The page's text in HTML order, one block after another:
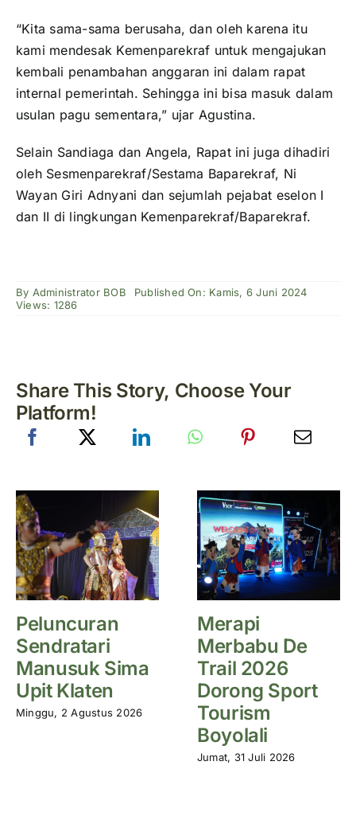
“Kita sama-sama berusaha, dan oleh karena itu
kami mendesak Kemenparekraf untuk mengajukan
kembali penambahan anggaran ini dalam rapat
internal pemerintah. Sehingga ini bisa masuk dalam
usulan pagu sementara,” ujar Agustina.
Selain Sandiaga dan Angela, Rapat ini juga dihadiri
oleh Sesmenparekraf/Sestama Baparekraf, Ni
Wayan Giri Adnyani dan sejumlah pejabat eselon I
dan II di lingkungan Kemenparekraf/Baparekraf.
By Administrator BOB
Published On: Kamis, 6 Juni 2024
Views: 1286
Share This Story, Choose Your
Platform!
Peluncuran
Sendratari
Manusuk Sima
Upit Klaten
Minggu, 2 Agustus 2026
Merapi
Merbabu De
Trail 2026
Dorong Sport
Tourism
Boyolali
Jumat, 31 Juli 2026